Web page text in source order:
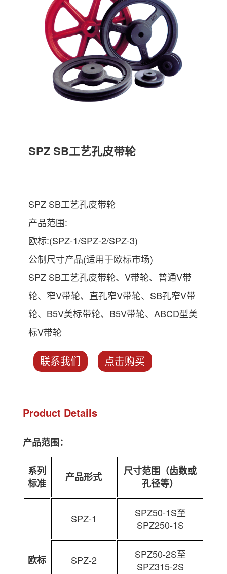
SPZ SB工艺孔皮带轮
SPZ SB工艺孔皮带轮
产品范围:
欧标:(SPZ-1/SPZ-2/SPZ-3)
公制尺寸产品(适用于欧标市场)
SPZ SB工艺孔皮带轮、V带轮、普通V带
轮、窄V带轮、直孔窄V带轮、SB孔窄V带
轮、B5V美标带轮、B5V带轮、ABCD型美
标V带轮
联系我们 点击购买
Product Details
产品范围：
系列
标准
产品形式
尺寸范围（齿数或
孔径等）
欧标
SPZ-1
SPZ50-1S至
SPZ250-1S
SPZ-2
SPZ50-2S至
SPZ315-2S